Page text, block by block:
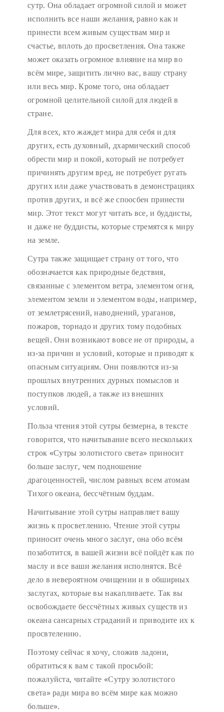
сутр. Она обладает огромной силой и может
исполнить все наши желания, равно как и
принести всем живым существам мир и
счастье, вплоть до просветления. Она также
может оказать огромное влияние на мир во
всём мире, защитить лично вас, вашу страну
или весь мир. Кроме того, она обладает
огромной целительной силой для людей в
стране.
Для всех, кто жаждет мира для себя и для
других, есть духовный, дхармический способ
обрести мир и покой, который не потребует
причинять другим вред, не потребует ругать
других или даже участвовать в демонстрациях
против других, и всё же споосбен принести
мир. Этот текст могут читать все, и буддисты,
и даже не буддисты, которые стремятся к миру
на земле.
Сутра также защищает страну от того, что
обозначается как природные бедствия,
связанные с элементом ветра, элементом огня,
элементом земли и элементом воды, например,
от землетрясений, наводнений, ураганов,
пожаров, торнадо и других тому подобных
вещей. Они возникают вовсе не от природы, а
из-за причин и условий, которые и приводят к
опасным ситуациям. Они появлются из-за
прошлых внутренних дурных помыслов и
поступков людей, а также из внешних
условий.
Польза чтения этой сутры безмерна, в тексте
говорится, что начитывание всего нескольких
строк «Сутры золотистого света» приносит
больше заслуг, чем подношение
драгоценностей, числом равных всем атомам
Тихого океана, бессчётным буддам.
Начитывание этой сутры направляет вашу
жизнь к просветлению. Чтение этой сутры
приносит очень много заслуг, она обо всём
позаботится, в вашей жизни всё пойдёт как по
маслу и все ваши желания исполнятся. Всё
дело в невероятном очищении и в обширных
заслугах, которые вы накапливаете. Так вы
освобождаете бессчётных живых существ из
океана сансарных страданий и приводите их к
просвтелению.
Поэтому сейчас я хочу, сложив ладони,
обратиться к вам с такой просьбой:
пожалуйста, читайте «Сутру золотистого
света» ради мира во всём мире как можно
больше».